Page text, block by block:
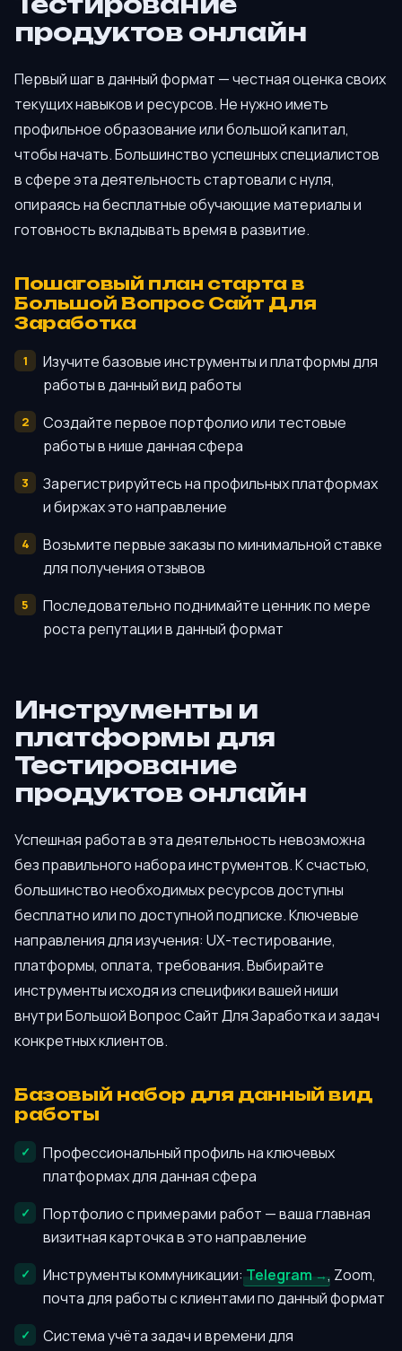
продуктов онлайн
Первый шаг в данный формат — честная оценка своих
текущих навыков и ресурсов. Не нужно иметь
профильное образование или большой капитал,
чтобы начать. Большинство успешных специалистов
в сфере эта деятельность стартовали с нуля,
опираясь на бесплатные обучающие материалы и
готовность вкладывать время в развитие.
Пошаговый план старта в
Большой Вопрос Сайт Для
Заработка
Изучите базовые инструменты и платформы для
работы в данный вид работы
Создайте первое портфолио или тестовые
работы в нише данная сфера
Зарегистрируйтесь на профильных платформах
и биржах это направление
Возьмите первые заказы по минимальной ставке
для получения отзывов
Последовательно поднимайте ценник по мере
роста репутации в данный формат
Инструменты и
платформы для
Тестирование
продуктов онлайн
Успешная работа в эта деятельность невозможна
без правильного набора инструментов. К счастью,
большинство необходимых ресурсов доступны
бесплатно или по доступной подписке. Ключевые
направления для изучения: UX-тестирование,
платформы, оплата, требования. Выбирайте
инструменты исходя из специфики вашей ниши
внутри Большой Вопрос Сайт Для Заработка и задач
конкретных клиентов.
Базовый набор для данный вид
работы
Профессиональный профиль на ключевых
платформах для данная сфера
Портфолио с примерами работ — ваша главная
визитная карточка в это направление
Инструменты коммуникации:Telegram
, Zoom,
почта для работы с клиентами по данный формат
Система учёта задач и времени для